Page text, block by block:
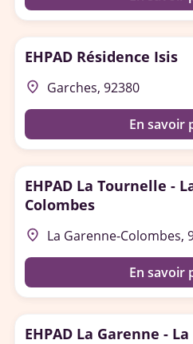
EHPAD Résidence Isis
place Garches, 92380
En savoir
EHPAD La Tournelle -
Colombes
place La Garenne-Colombes,
En savoir
EHPAD La Garenne -